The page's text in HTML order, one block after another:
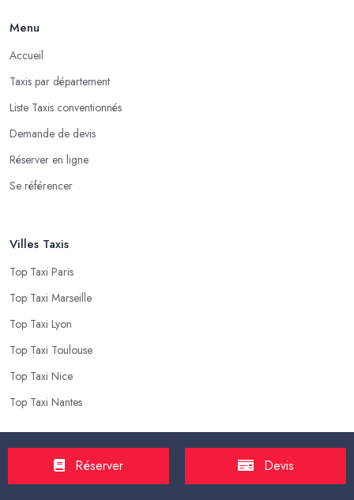
Menu
Accueil
Taxis par département
Liste Taxis conventionnés
Demande de devis
Réserver en ligne
Se référencer
Villes Taxis
Top Taxi Paris
Top Taxi Marseille
Top Taxi Lyon
Top Taxi Toulouse
Top Taxi Nice
Top Taxi Nantes
Top Taxis
Tarif Course Taxi
Réserver Devis